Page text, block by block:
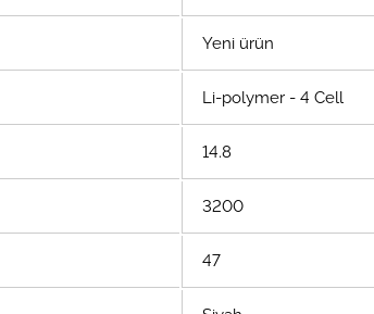
Yeni ürün
Li-polymer - 4 Cell
14.8
3200
47